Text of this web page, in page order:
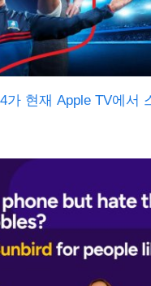
가 현재 Apple TV에서